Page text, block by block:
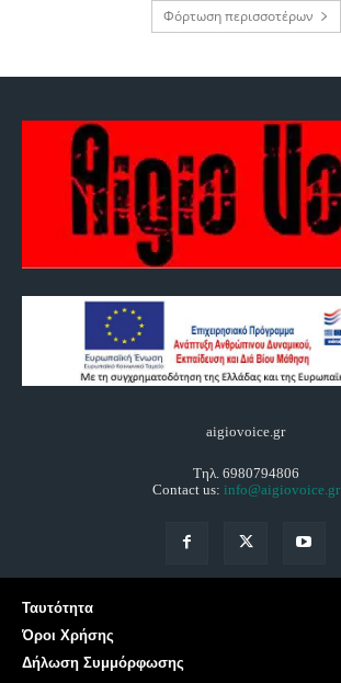
Φόρτωση περισσοτέρων
aigiovoice.gr
Τηλ. 6980794806
Contact us: info@aigiovoice.gr
Ταυτότητα
Όροι Χρήσης
Δήλωση Συμμόρφωσης